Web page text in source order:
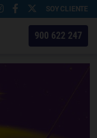
SOY CLIENTE
900 622 247